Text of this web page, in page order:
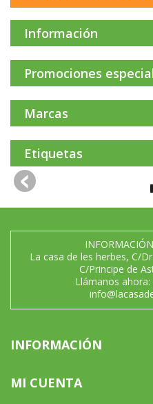
Información
Promociones
Marcas
Etiquetas
La casa de les herbes, C/
C/Principe de
Llámanos ahora:
INFORMACIÓN
MI CUENTA